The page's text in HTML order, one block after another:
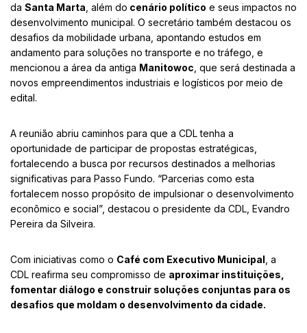
da Santa Marta , além do cenário político e seus impactos no
desenvolvimento municipal. O secretário também destacou os
desafios da mobilidade urbana, apontando estudos em
andamento para soluções no transporte e no tráfego, e
mencionou a área da antiga Manitowoc , que será destinada a
novos empreendimentos industriais e logísticos por meio de
edital.
A reunião abriu caminhos para que a CDL tenha a
oportunidade de participar de propostas estratégicas,
fortalecendo a busca por recursos destinados a melhorias
significativas para Passo Fundo. “Parcerias como esta
fortalecem nosso propósito de impulsionar o desenvolvimento
econômico e social”, destacou o presidente da CDL, Evandro
Pereira da Silveira.
Com iniciativas como o Café com Executivo Municipal , a
CDL reafirma seu compromisso de aproximar instituições,
fomentar diálogo e construir soluções conjuntas para os
desafios que moldam o desenvolvimento da cidade.